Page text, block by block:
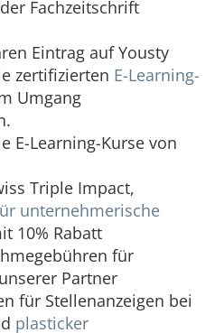
Fachzeitschrift
Eintrag auf Yousty
zertifizierten E-Learning-
Umgang
E-Learning-Kurse von
Triple Impact,
unternehmerische
10% Rabatt
für
Partner
für Stellenanzeigen bei
plasticker